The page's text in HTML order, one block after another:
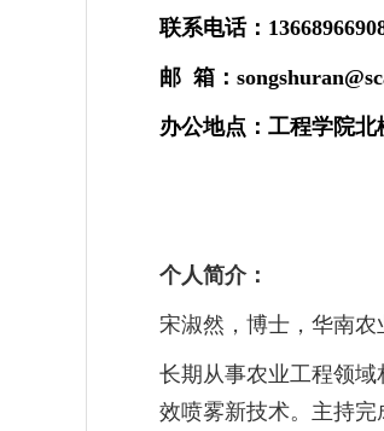
联系电话：
邮 箱：
办公地点：工程学院北
个人简介：
宋淑然，博士，华南农
长期从事农业工程领
效喷雾新技术。主持